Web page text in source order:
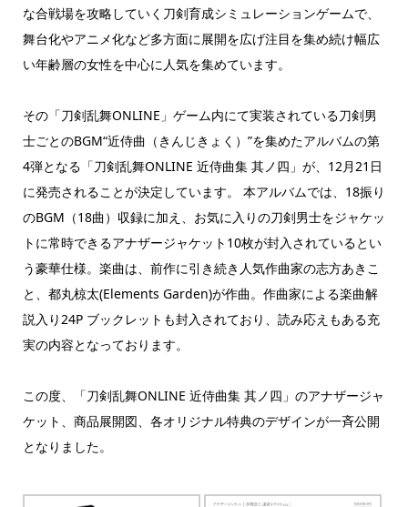
な合戦場を攻略していく刀剣育成シミュレーションゲームで、
舞台化やアニメ化など多方面に展開を広げ注目を集め続け幅広
い年齢層の女性を中心に人気を集めています。
その「刀剣乱舞ONLINE」ゲーム内にて実装されている刀剣男
士ごとのBGM“近侍曲（きんじきょく）”を集めたアルバムの第
4弾となる「刀剣乱舞ONLINE 近侍曲集 其ノ四」が、12月21日
に発売されることが決定しています。 本アルバムでは、18振り
のBGM（18曲）収録に加え、お気に入りの刀剣男士をジャケッ
トに常時できるアナザージャケット10枚が封入されているとい
う豪華仕様。楽曲は、前作に引き続き人気作曲家の志方あきこ
と、都丸椋太(Elements Garden)が作曲。作曲家による楽曲解
説入り24P ブックレットも封入されており、読み応えもある充
実の内容となっております。
この度、「刀剣乱舞ONLINE 近侍曲集 其ノ四」のアナザージャ
ケット、商品展開図、各オリジナル特典のデザインが一斉公開
となりました。